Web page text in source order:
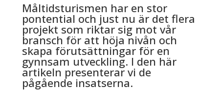
Måltidsturismen har en stor
pontential och just nu är det flera
projekt som riktar sig mot vår
bransch för att höja nivån och
skapa förutsättningar för en
gynnsam utveckling. I den här
artikeln presenterar vi de
pågående insatserna.